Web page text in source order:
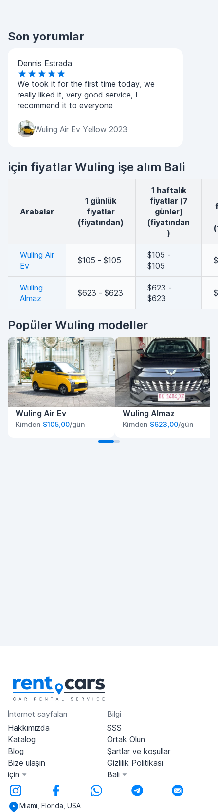
Son yorumlar
Dennis Estrada
We took it for the first time today, we
really liked it, very good service, I
recommend it to everyone
Wuling Air Ev Yellow 2023
için fiyatlar Wuling işe alım Bali
arabalar
1 günlük
fiyatlar
(fiyatından)
1 haftalık
fiyatlar (7
günler)
(fiyatından
)
Wuling Air
Ev
$105 - $105
$105 -
$105
Wuling
Almaz
$623 - $623
$623 -
$623
Popüler Wuling modeller
Wuling Air Ev
Kimden $105,00/gün
Wuling Almaz
Kimden $623,00/gün
İnternet sayfaları
Hakkımızda
Katalog
Blog
Bize ulaşın
için
Bilgi
SSS
Ortak Olun
Şartlar ve koşullar
Gizlilik Politikası
Bali
Miami, Florida, USA